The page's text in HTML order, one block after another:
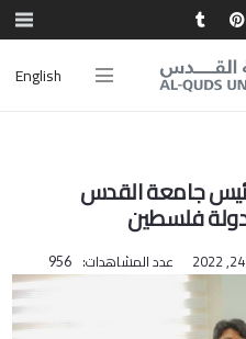
English
جامعة القدس
فلسطين
عدد المشاهدات: 956